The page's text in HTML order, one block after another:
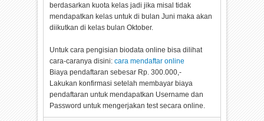
berdasarkan kuota kelas jadi jika misal tidak
mendapatkan kelas untuk di bulan Juni maka akan
diikutkan di kelas bulan Oktober.
Untuk cara pengisian biodata online bisa dilihat
cara-caranya disini:cara mendaftar online
Biaya pendaftaran sebesar Rp. 300.000,-
Lakukan konfirmasi setelah membayar biaya
pendaftaran untuk mendapatkan Username dan
Password untuk mengerjakan test secara online.